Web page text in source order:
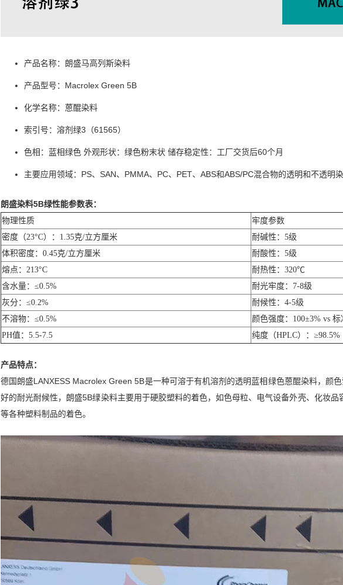
产品名称：朗盛马高列斯染料
产品型号：Macrolex Green 5B
化学名称：蒽醌染料
索引号：溶剂绿3（61565）
色相：蓝相绿色 外观形状：绿色粉末状 储存稳定性：工厂交货后60个月
主要应用领域：PS、SAN、PMMA、PC、PET、ABS和ABS/PC混合物的透明和不透明染
朗盛染料5B绿性能参数表：
物理性质
牢度参数
密度（23°C）：1.35克/立方厘米
耐碱性：5级
体积密度：0.45克/立方厘米
耐酸性：5级
熔点：213°C
耐热性：320℃
含水量：≤0.5%
耐光牢度：7-8级
灰分：≤0.2%
耐候性：4-5级
不溶物：≤0.5%
颜色强度：100±3% vs 标
PH值：5.5-7.5
纯度（HPLC）：≥98.5%
产品特点：
德国朗盛LANXESS Macrolex Green 5B是一种可溶于有机溶剂的透明蓝相绿色蒽醌染料，颜
好的耐光耐候性，朗盛5B绿染料主要用于硬胶塑料的着色，如色母粒、电气设备外壳、化妆
等各种塑料制品的着色。